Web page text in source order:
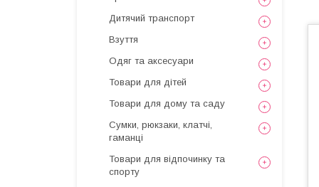
Дитячий транспорт
Взуття
Одяг та аксесуари
Товари для дітей
Товари для дому та саду
Сумки, рюкзаки, клатчі,
гаманці
Товари для відпочинку та
спорту